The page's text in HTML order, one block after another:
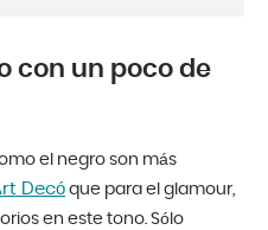
con un poco de
el negro son más
Decó que para el glamour,
en este tono. Sólo